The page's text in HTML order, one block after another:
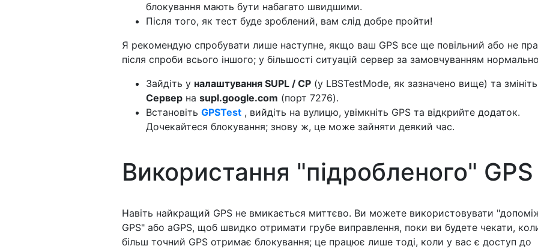
блокування мають бути набагато швидшими.
Після того, як тест буде зроблений, вам слід добре пройти!
Я рекомендую спробувати лише наступне, якщо ваш GPS все ще повільний або не
після спроби всього іншого; у більшості ситуацій сервер за замовчуванням
Зайдіть у налаштування SUPL / CP (у LBSTestMode, як зазначено вище) та змініть
Сервер на supl.google.com (порт 7276).
Встановіть GPSTest , вийдіть на вулицю, увімкніть GPS та відкрийте додаток.
Дочекайтеся блокування; знову ж, це може зайняти деякий час.
Використання "підробленого" GPS
Навіть найкращий GPS не вмикається миттєво. Ви можете використовувати
GPS" або aGPS, щоб швидко отримати грубе виправлення, поки ви будете чекати,
більш точний GPS отримає блокування; це працює лише тоді, коли у вас є доступ до